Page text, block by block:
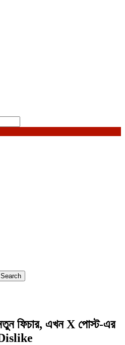
ফিচার, এখন X পোস্ট-এর
Dislike